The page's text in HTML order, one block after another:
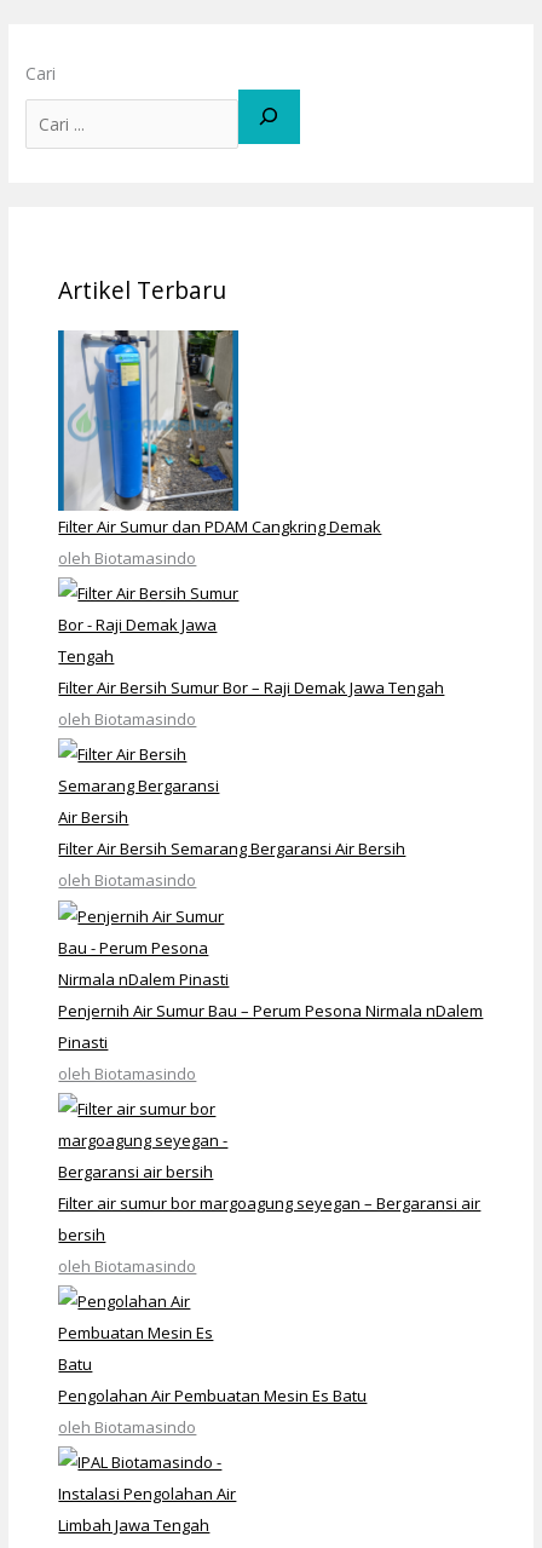
Cari
Artikel Terbaru
Filter Air Sumur dan PDAM Cangkring Demak
oleh Biotamasindo
Filter Air Bersih Sumur Bor – Raji Demak Jawa Tengah
oleh Biotamasindo
Filter Air Bersih Semarang Bergaransi Air Bersih
oleh Biotamasindo
Penjernih Air Sumur Bau – Perum Pesona Nirmala nDalem
Pinasti
oleh Biotamasindo
Filter air sumur bor margoagung seyegan – Bergaransi air
bersih
oleh Biotamasindo
Pengolahan Air Pembuatan Mesin Es Batu
oleh Biotamasindo